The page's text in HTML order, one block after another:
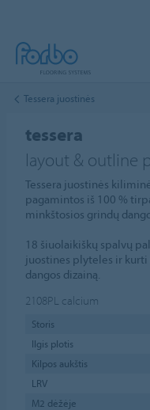
Tessera juostinės
tessera
layout & outline
Tessera juostinės
pagamintos iš 100 %
minkštosios grindų
18 šiuolaikiškų spalvų
juostines plyteles ir
dangos dizainą.
2108PL calcium
Storis
Ilgis plotis
Kilpos aukštis
LRV
M2 dėžėje